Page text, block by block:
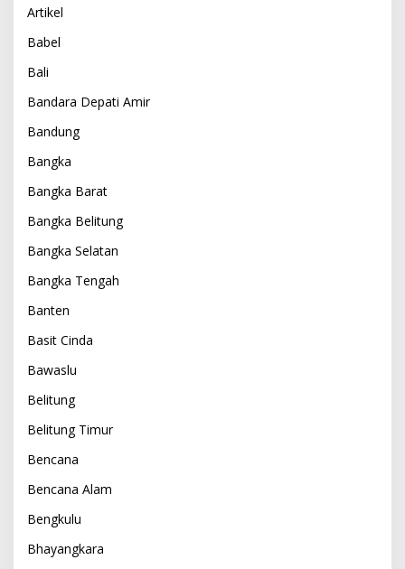
Artikel
Babel
Bali
Bandara Depati Amir
Bandung
Bangka
Bangka Barat
Bangka Belitung
Bangka Selatan
Bangka Tengah
Banten
Basit Cinda
Bawaslu
Belitung
Belitung Timur
Bencana
Bencana Alam
Bengkulu
Bhayangkara